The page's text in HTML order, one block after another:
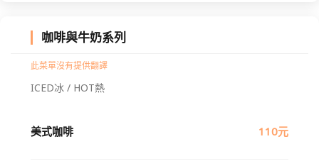
咖啡與牛奶系列
此菜單沒有提供翻譯
ICED冰 / HOT熱
美式咖啡 110元